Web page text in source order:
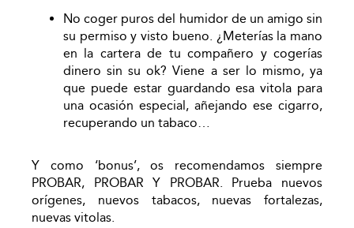
No coger puros del humidor de un amigo sin
su permiso y visto bueno. ¿Meterías la mano
en la cartera de tu compañero y cogerías
dinero sin su ok? Viene a ser lo mismo, ya
que puede estar guardando esa vitola para
una ocasión especial, añejando ese cigarro,
recuperando un tabaco…
Y como ‘bonus’, os recomendamos siempre
PROBAR, PROBAR Y PROBAR. Prueba nuevos
orígenes, nuevos tabacos, nuevas fortalezas,
nuevas vitolas.